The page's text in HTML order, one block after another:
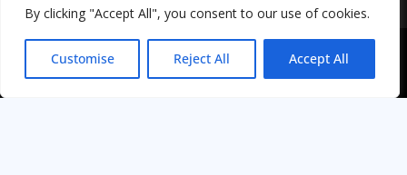
By clicking "Accept All", you consent to our use of cookies.
Customise Reject All Accept All
Авторские права © 2026 GOODKIRA